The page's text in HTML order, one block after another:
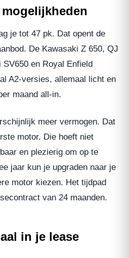
je tot 47 pk. Dat opent de
De Kawasaki Z 650, QJ
en Royal Enfield
A2-versies, allemaal licht en
maand all-in.
meer vermogen. Dat
motor. Die hoeft niet
en plezierig om op te
jaar kun je upgraden naar je
motor kiezen. Het tijdpad
van 24 maanden.
in je lease